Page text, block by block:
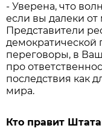
- Уверена, что
если вы далеки
Представители
демократической
переговоры, в
про
последствия как
мира.
Кто правит